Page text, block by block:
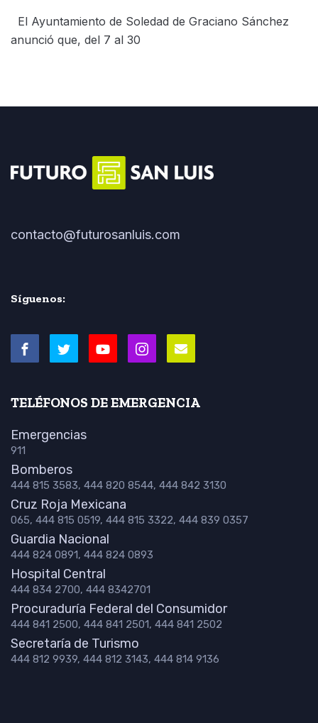
El Ayuntamiento de Soledad de Graciano Sánchez
anunció que, del 7 al 30
contacto@futurosanluis.com
Síguenos:
TELÉFONOS DE EMERGENCIA
Emergencias
911
Bomberos
444 815 3583, 444 820 8544, 444 842 3130
Cruz Roja Mexicana
065, 444 815 0519, 444 815 3322, 444 839 0357
Guardia Nacional
444 824 0891, 444 824 0893
Hospital Central
444 834 2700, 444 8342701
Procuraduría Federal del Consumidor
444 841 2500, 444 841 2501, 444 841 2502
Secretaría de Turismo
444 812 9939, 444 812 3143, 444 814 9136